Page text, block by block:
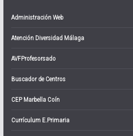
Administración Web
Atención Diversidad Málaga
AVFProfesorsado
Buscador de Centros
CEP Marbella Coín
Currículum E.Primaria